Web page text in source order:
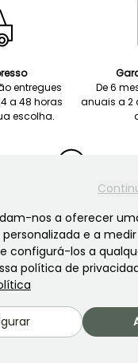
nos a oferecer
e a medir
configurá-los a
política de
entregues
a 48 horas
escolha.
De 6
anuais a 2
Pagamento seguro
Pagamento em 3
juros a partir de 120